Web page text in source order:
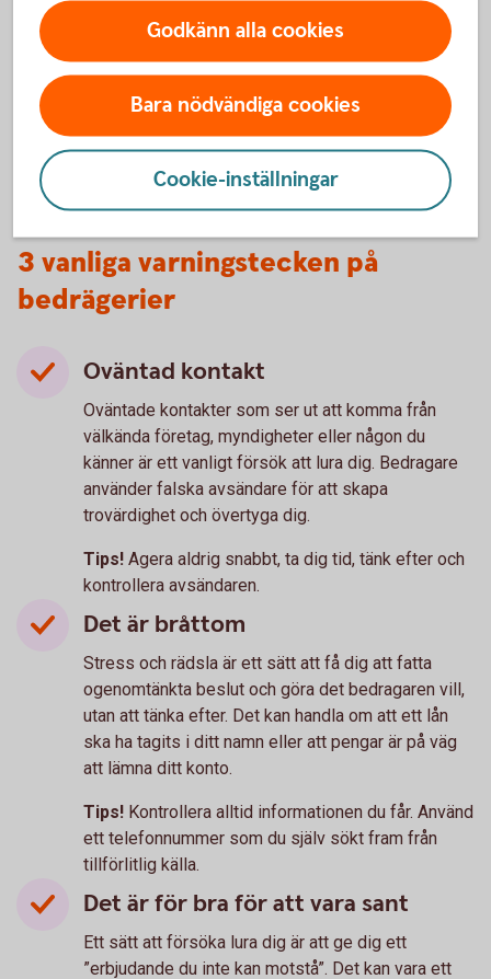
Lär dig mer om hur du kan
skyddadigmotbedragarna.
3 vanliga varningstecken på
bedrägerier
Oväntad kontakt
Oväntade kontakter som ser ut att komma från
välkända företag, myndigheter eller någon du
känner är ett vanligt försök att lura dig. Bedragare
använder falska avsändare för att skapa
trovärdighet och övertyga dig.
Tips! Agera aldrig snabbt, ta dig tid, tänk efter och
kontrollera avsändaren.
Det är bråttom
Stress och rädsla är ett sätt att få dig att fatta
ogenomtänkta beslut och göra det bedragaren vill,
utan att tänka efter. Det kan handla om att ett lån
ska ha tagits i ditt namn eller att pengar är på väg
att lämna ditt konto.
Tips! Kontrollera alltid informationen du får. Använd
ett telefonnummer som du själv sökt fram från
tillförlitlig källa.
Det är för bra för att vara sant
Ett sätt att försöka lura dig är att ge dig ett
”erbjudande du inte kan motstå”. Det kan vara ett
Godkänn alla cookies
Bara nödvändiga cookies
Cookie-inställningar